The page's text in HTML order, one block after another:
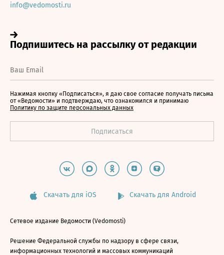
info@vedomosti.ru
Нажимая кнопку «Подписаться», я даю свое согласие получать письма
от «Ведомости» и подтверждаю, что ознакомился и принимаю
Политику по защите персональных данных
Скачать для iOS Скачать для Android
Сетевое издание Ведомости (Vedomosti)
Решение Федеральной службы по надзору в сфере связи,
информационных технологий и массовых коммуникаций